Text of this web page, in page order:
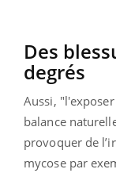
Des
degrés
Aussi,
balance
provoquer de
mycose par